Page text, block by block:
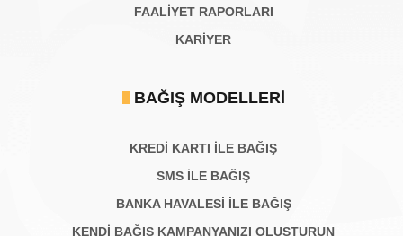
FAALİYET RAPORLARI
KARIYER
BAĞIŞ MODELLERI
KREDİ KARTI İLE BAĞIŞ
SMS İLE BAĞIŞ
BANKA HAVALESİ İLE BAĞIŞ
KENDİ BAĞIŞ KAMPANYANIZI OLUŞTURUN